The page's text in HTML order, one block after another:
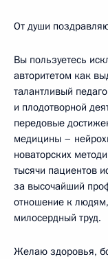
От души
Вы пользуетесь
авторитетом как
талантливый
и плодотворной
передовые
медицины –
новаторских
тысячи пациентов
за высочайший
отношение к
милосердный труд.
Желаю здоровья,